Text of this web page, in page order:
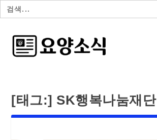
검
색:
[태그:] SK행복나눔재단